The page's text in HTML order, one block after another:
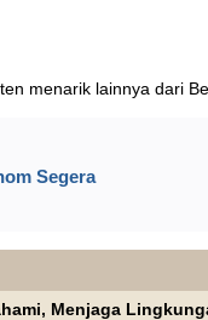
menarik lainnya dari
Segera
Menjaga